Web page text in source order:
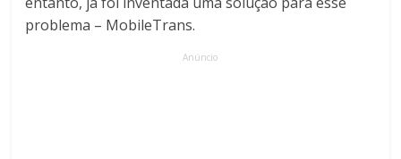
problema – MobileTrans.
Anúncio